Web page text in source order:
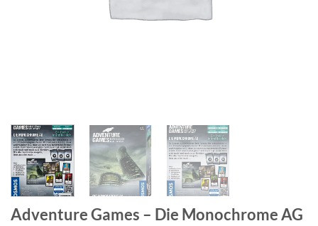
Adventure Games – Die Monochrome AG